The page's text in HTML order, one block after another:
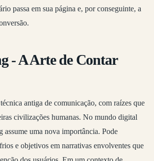
passa em sua página e, por conseguinte, a
- A Arte de Contar
antiga de comunicação, com raízes que
civilizações humanas. No mundo digital
assume uma nova importância. Pode
e objetivos em narrativas envolventes que